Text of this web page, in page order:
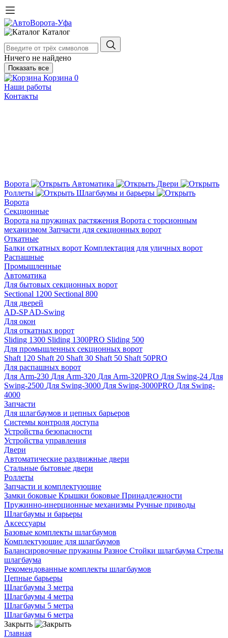
Каталог
Ничего не найдено
Показать все
Корзина 0
Наши работы
Контакты
Ворота Автоматика
Двери
Роллеты
Шлагбаумы и барьеры
Ворота
Секционные
Ворота на пружинах растяжения Ворота с торсионным
механизмом Запчасти для секционных ворот
Откатные
Балки откатных ворот Комплектация для уличных ворот
Распашные
Промышленные
Автоматика
Для бытовых секционных ворот
Sectional 1200 Sectional 800
Для дверей
AD-SPAD-Swing
Для окон
Для откатных ворот
Sliding 1300 Sliding 1300PRO Sliding 500
Для промышленных секционных ворот
Shaft 120 Shaft 20 Shaft 30 Shaft 50 Shaft 50PRO
Для распашных ворот
Для Arm-230 Для Arm-320 Для Arm-320PRO Для Swing-24 Для
Swing-2500 Для Swing-3000 Для Swing-3000PRO Для Swing-
4000
Запчасти
Для шлагбаумов и цепных барьеров
Системы контроля доступа
Устройства безопасности
Устройства управления
Двери
Автоматические раздвижные двери
Стальные бытовые двери
Роллеты
Запчасти и комплектующие
Замки боковые Крышки боковые Принадлежности
Пружинно-инерционные механизмы Ручные приводы
Шлагбаумы и барьеры
Аксессуары
Базовые комплекты шлагбаумов
Комплектующие для шлагбаумов
Балансировочные пружины Разное Стойки шлагбаума Стрелы
шлагбаума
Рекомендованные комплекты шлагбаумов
Цепные барьеры
Шлагбаумы 3 метра
Шлагбаумы 4 метра
Шлагбаумы 5 метра
Шлагбаумы 6 метра
Закрыть
Главная